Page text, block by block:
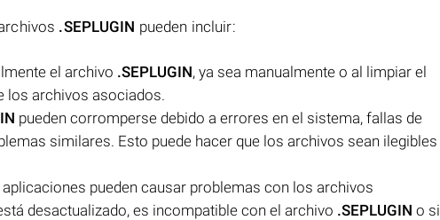
.SEPLUGIN pueden incluir:
el archivo .SEPLUGIN, ya sea manualmente o al limpiar el
los archivos asociados.
pueden corromperse debido a errores en el sistema, fallas de
similares. Esto puede hacer que los archivos sean ilegibles
pueden causar problemas con los archivos
desactualizado, es incompatible con el archivo .SEPLUGIN o si